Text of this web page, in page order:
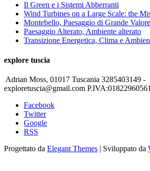
Il Green e i Sistemi Abberranti
Wind Turbines on a Large Scale: the
Montebello, Paesaggio di Grande Valore
Paesaggio Alterato, Ambiente alterato
Transizione Energetica, Clima e
explore tuscia
Adrian Moss, 01017 Tuscania 3285403149 -
exploretuscia@gmail.com P.IVA:01822960561
Facebook
Twitter
Google
RSS
Progettato da Elegant Themes | Sviluppato da